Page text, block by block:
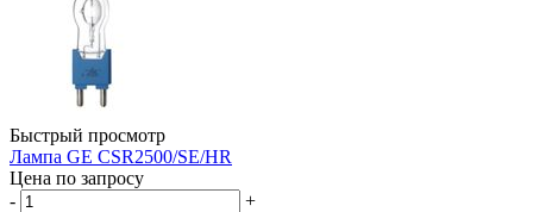
Быстрый просмотр
Лампа GE CSR2500/SE/HR
Цена по запросу
-
+